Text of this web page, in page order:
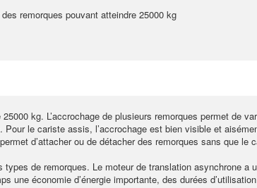
remorques pouvant atteindre 25000 kg
kg. L’accrochage de plusieurs remorques permet de
le cariste assis, l’accrochage est bien visible et
d’attacher ou de détacher des remorques sans que le
de remorques. Le moteur de translation asynchrone a
économie d’énergie importante, des durées